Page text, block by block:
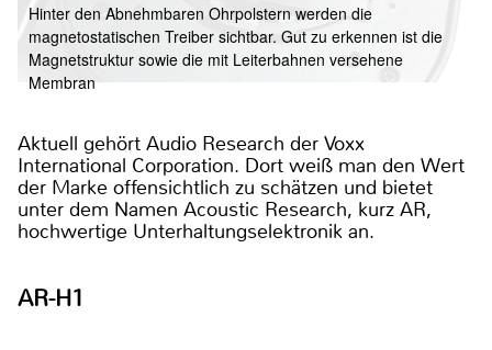
Hinter den Abnehmbaren Ohrpolstern werden die
magnetostatischen Treiber sichtbar. Gut zu erkennen ist die
Magnetstruktur sowie die mit Leiterbahnen versehene
Membran
Aktuell gehört Audio Research der Voxx
International Corporation. Dort weiß man den Wert
der Marke offensichtlich zu schätzen und bietet
unter dem Namen Acoustic Research, kurz AR,
hochwertige Unterhaltungselektronik an.
AR-H1